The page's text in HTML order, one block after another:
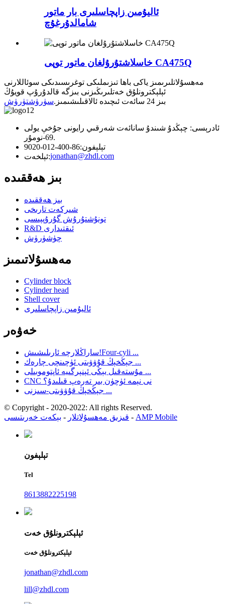
ئاليۇمىن زاپچاسلىرى بار ماتور
شامالدۇرغۇچ
خاسلاشتۇرۇلغان ماتور توپى CA475Q
مەھسۇلاتلىرىمىز ياكى باھا تىزىملىكى توغرىسىدىكى سوئاللارنى
ئېلېكترونلۇق خەتلىرىڭىزنى بىزگە قالدۇرۇپ قويۇڭ
بىز 24 سائەت ئىچىدە ئالاقىلىشىمىز.
سۈرۈشتۈرۈش
ئادرېسى: چېڭدۇ شىندۇ سانائەت شەرقىي رايونى جۇخې يولى
69-نومۇر.
تېلېفون:86-400-012-9020
ئېلخەت:jonathan@zhdl.com
بىز ھەققىدە
بىز ھەققىدە
شىركەت تارىخى
تونۇشتۇرۇش گۇرۇپپىسى
R&D ئىقتىدارى
چۈشۈرۈش
مەھسۇلاتىمىز
Cylinder block
Cylinder head
Shell cover
ئاليۇمىن زاپچاسلىرى
خەۋەر
ساراڭلارچە ئارىلىشىش!Four-cyli ...
جېڭخېڭ قۇۋۋىتى ئۈچىنچى چارەك ...
مۇستەقىل يېڭى ئېنېرگىيە ئاپتوموبىلى ...
CNC نى نېمە ئۈچۈن بىر تەرەپ قىلىدۇ؟
جېڭخېڭ قۇۋۋىتى-سىزنى ...
© Copyright - 2020-2022: All rights Reserved.
قىزىق مەھسۇلاتلار - بېكەت خەرىتىسى - AMP Mobile
تېلېفون
Tel
8613882225198
ئېلېكترونلۇق خەت
ئېلېكترونلۇق خەت
jonathan@zhdl.com
lill@zhdl.com